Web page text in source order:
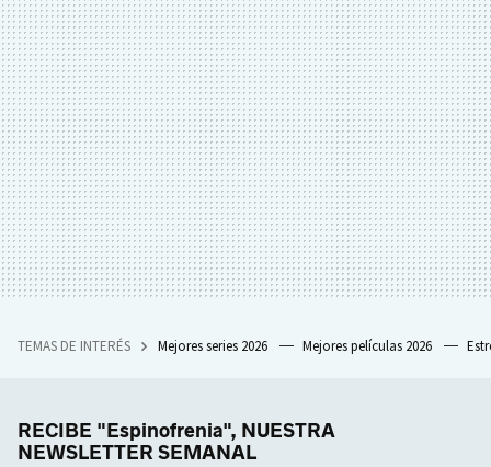
TEMAS DE INTERÉS Mejores series 2026 Mejores películas 2026
RECIBE "Espinofrenia", NUESTRA
NEWSLETTER SEMANAL